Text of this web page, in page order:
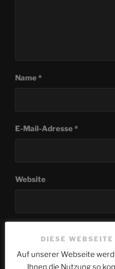
Name*
E-Mail-Adresse*
Website
Browser für meinen
DIESE
Auf unserer Webseite